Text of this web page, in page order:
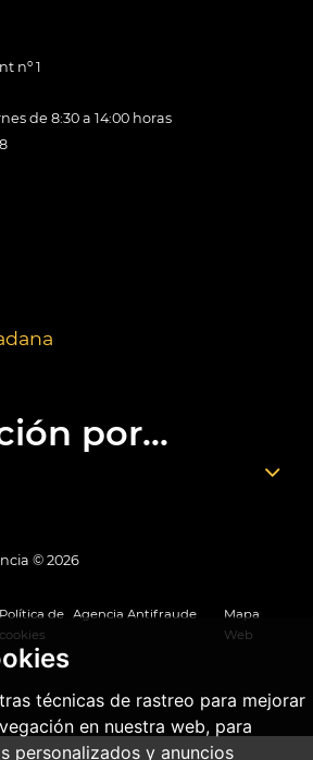
técnicas de rastreo para mejorar
en nuestra web, para
personalizados y anuncios
nº 1
de 8:30 a 14:00 horas
por...
© 2026
Política de
cookies
Agencia Antifraude
Mapa
Web